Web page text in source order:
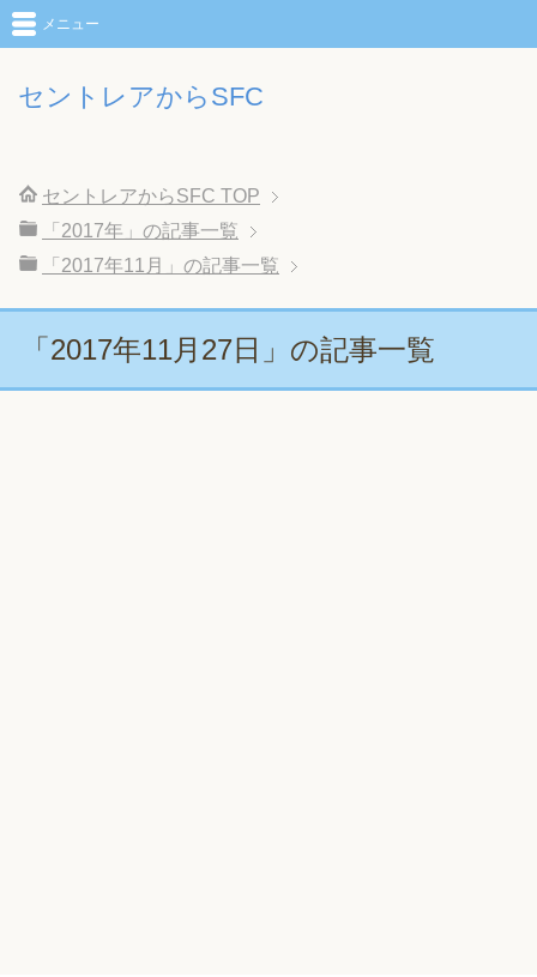
セントレアからSFC
メニュー
セントレアからSFC TOP
「2017年」の記事一覧
「2017年11月」の記事一覧
「2017年11月27日」の記事一覧